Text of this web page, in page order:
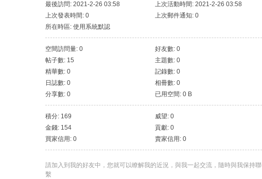
最後訪問: 2021-2-26 03:58
上次活動時間: 2021-2-26 03:58
上次發表時間: 0
上次郵件通知: 0
所在時區: 使用系統默認
空間訪問量: 0
好友數: 0
帖子數: 15
主題數: 0
精華數: 0
記錄數: 0
日誌數: 0
相冊數: 0
分享數: 0
已用空間: 0 B
積分: 169
威望: 0
金錢: 154
貢獻: 0
買家信用: 0
賣家信用: 0
請加入到我的好友中，您就可以瞭解我的近況，與我一起交流，隨時與我保持聯
繫